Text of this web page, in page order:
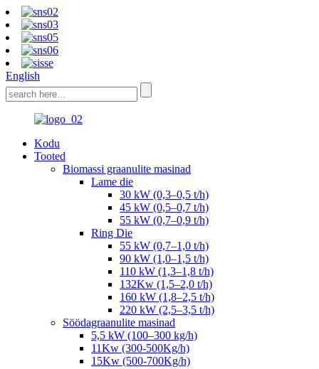
English
Kodu
Tooted
Biomassi graanulite masinad
Lame die
30 kW (0,3–0,5 t/h)
45 kW (0,5–0,7 t/h)
55 kW (0,7–0,9 t/h)
Ring Die
55 kW (0,7–1,0 t/h)
90 kW (1,0–1,5 t/h)
110 kW (1,3–1,8 t/h)
132Kw (1,5–2,0 t/h)
160 kW (1,8–2,5 t/h)
220 kW (2,5–3,5 t/h)
Söödagraanulite masinad
5,5 kW (100–300 kg/h)
11Kw (300-500Kg/h)
15Kw (500-700Kg/h)